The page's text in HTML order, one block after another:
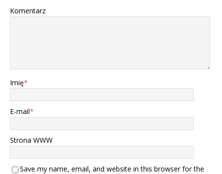
Komentarz
Imię*
E-mail*
Strona WWW
Save my name, email, and website in this browser for the